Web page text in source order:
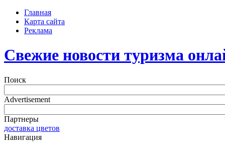
Главная
Карта сайта
Реклама
Свежие новости туризма
Поиск
Advertisement
Партнеры
доставка цветов
Навигация